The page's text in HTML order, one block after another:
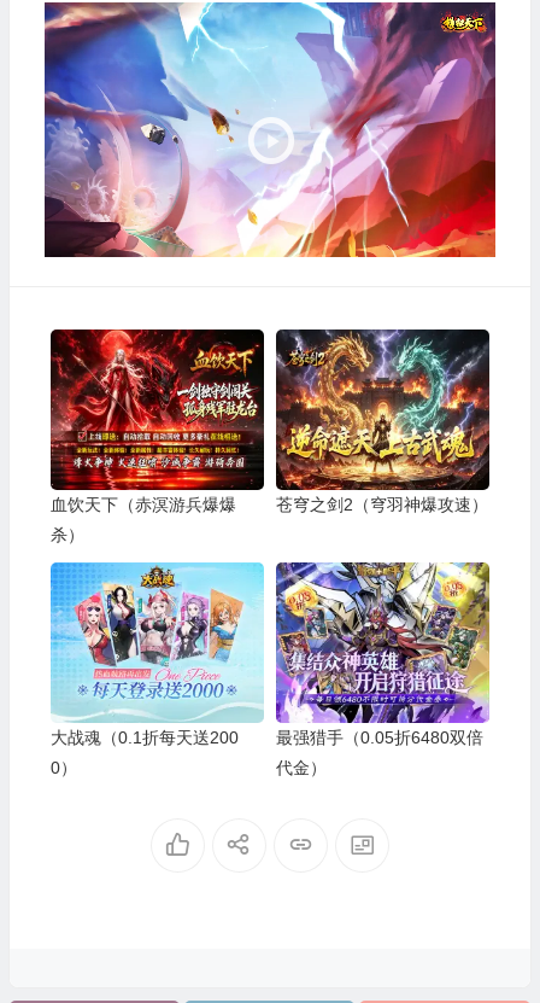
视
频
播
放
器
血饮天下（赤溟游兵爆爆
杀）
苍穹之剑2（穹羽神爆攻速）
大战魂（0.1折每天送200
0）
最强猎手（0.05折6480双倍
代金）